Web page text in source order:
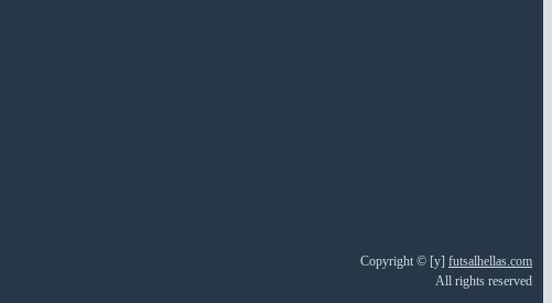
Copyright © [y] futsalhellas.com
All rights reserved